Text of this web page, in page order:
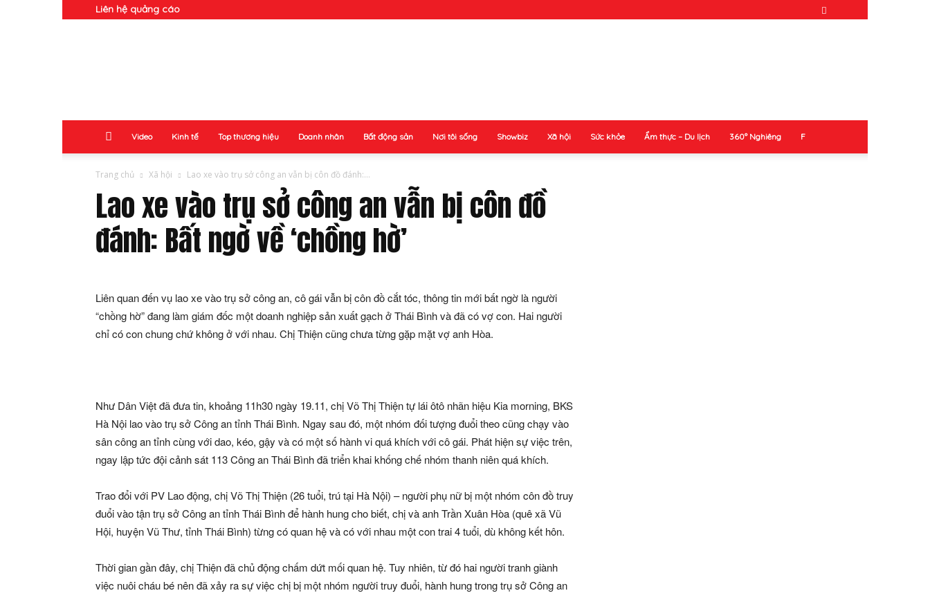
Liên hệ quảng cáo
Video Kinh tế Top thương hiệu Doanh nhân Bất động sản Nơi tôi sống Showbiz Xã hội Sức khỏe Ẩm thực – Du lịch 360° Nghiêng F
Trang chủ Xã hội Lao xe vào trụ sở công an vẫn bị côn đồ đánh:...
Lao xe vào trụ sở công an vẫn bị côn đồ
đánh: Bất ngờ về ‘chồng hờ’
Liên quan đến vụ lao xe vào trụ sở công an, cô gái vẫn bị côn đồ cắt tóc, thông tin mới bất ngờ là người
“chồng hờ” đang làm giám đốc một doanh nghiệp sản xuất gạch ở Thái Bình và đã có vợ con. Hai người
chỉ có con chung chứ không ở với nhau. Chị Thiện cũng chưa từng gặp mặt vợ anh Hòa.
Như Dân Việt đã đưa tin, khoảng 11h30 ngày 19.11, chị Võ Thị Thiện tự lái ôtô nhãn hiệu Kia morning, BKS
Hà Nội lao vào trụ sở Công an tỉnh Thái Bình. Ngay sau đó, một nhóm đối tượng đuổi theo cũng chạy vào
sân công an tỉnh cùng với dao, kéo, gậy và có một số hành vi quá khích với cô gái. Phát hiện sự việc trên,
ngay lập tức đội cảnh sát 113 Công an Thái Bình đã triển khai khống chế nhóm thanh niên quá khích.
Trao đổi với PV Lao động, chị Võ Thị Thiện (26 tuổi, trú tại Hà Nội) – người phụ nữ bị một nhóm côn đồ truy
đuổi vào tận trụ sở Công an tỉnh Thái Bình để hành hung cho biết, chị và anh Trần Xuân Hòa (quê xã Vũ
Hội, huyện Vũ Thư, tỉnh Thái Bình) từng có quan hệ và có với nhau một con trai 4 tuổi, dù không kết hôn.
Thời gian gần đây, chị Thiện đã chủ động chấm dứt mối quan hệ. Tuy nhiên, từ đó hai người tranh giành
việc nuôi cháu bé nên đã xảy ra sự việc chị bị một nhóm người truy đuổi, hành hung trong trụ sở Công an